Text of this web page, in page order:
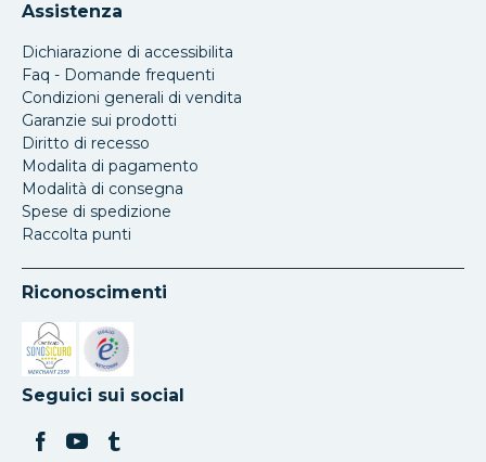
Assistenza
Dichiarazione di accessibilita
Faq - Domande frequenti
Condizioni generali di vendita
Garanzie sui prodotti
Diritto di recesso
Modalita di pagamento
Modalità di consegna
Spese di spedizione
Raccolta punti
Riconoscimenti
Si apre in una nuova scheda
Si apre in una nuova scheda
Seguici sui social